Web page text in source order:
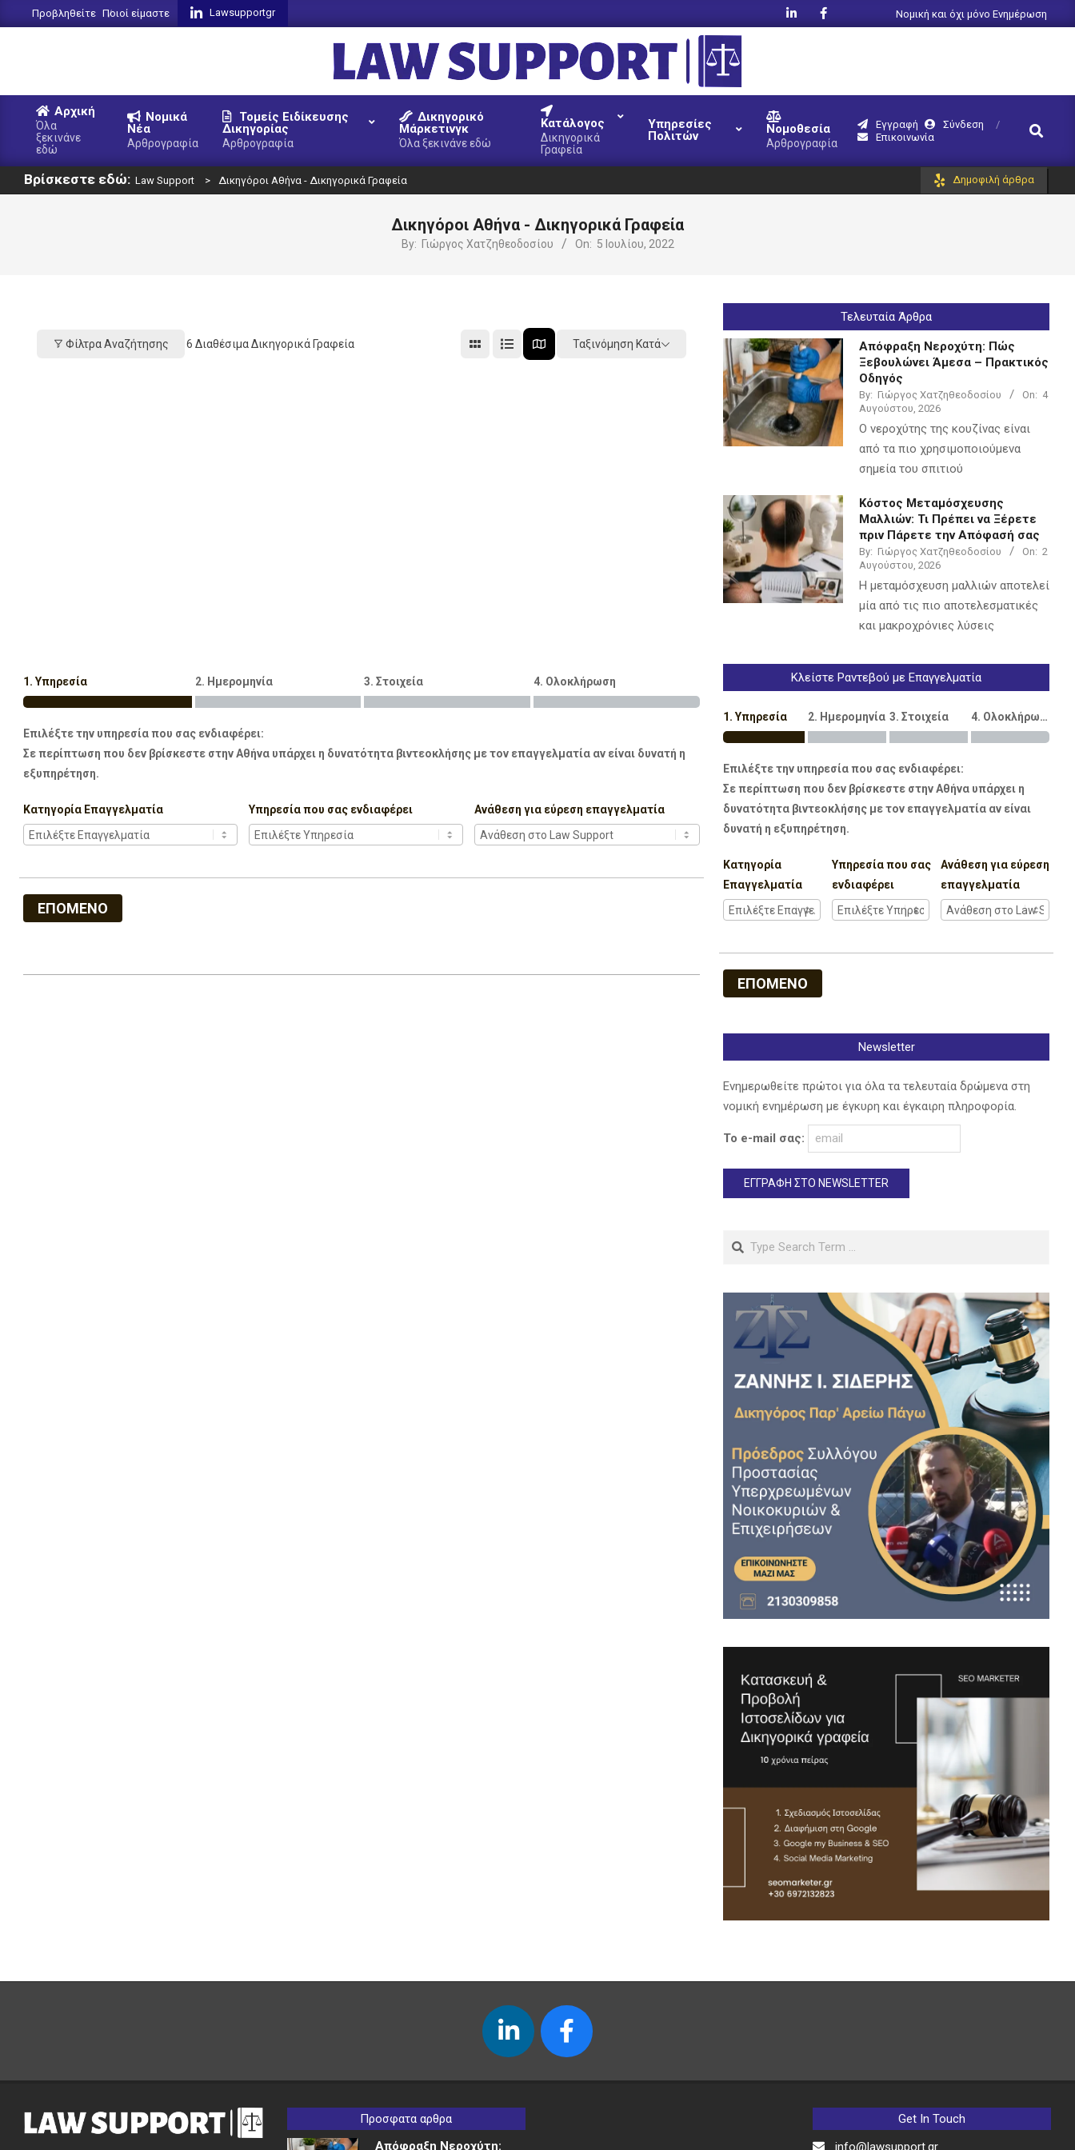
to
Προβληθείτε Ποιοί είμαστε Lawsupportgr Νομική και όχι μόνο Ενημέρωση
LAW
SUPPORT
Primary
Menu
Αρχική
Όλα
ξεκινάνε
εδώ
Νομικά
Νέα
Αρθρογραφία
Τομείς Ειδίκευσης
Δικηγορίας
Αρθρογραφία
Δικηγορικό
Μάρκετινγκ
Όλα ξεκινάνε εδώ
Κατάλογος
Δικηγορικά
Γραφεία
Υπηρεσίες
Πολιτών
Νομοθεσία
Αρθρογραφία
Εγγραφή
Σύνδεση
Επικοινωνία
Search
Βρίσκεστε εδώ: Law Support > Δικηγόροι Αθήνα - Δικηγορικά Γραφεία Δημοφιλή άρθρα
Δικηγόροι Αθήνα - Δικηγορικά Γραφεία
By: Γιώργος Χατζηθεοδοσίου On: 5 Ιουλίου, 2022
Φίλτρα Αναζήτησης 6 Διαθέσιμα Δικηγορικά Γραφεία Ταξινόμηση Κατά
1. Υπηρεσία 2. Ημερομηνία 3. Στοιχεία 4. Ολοκλήρωση
Επιλέξτε την υπηρεσία που σας ενδιαφέρει:
Σε περίπτωση που δεν βρίσκεστε στην Αθήνα υπάρχει η δυνατότητα βιντεοκλήσης με τον επαγγελματία αν είναι δυνατή η
εξυπηρέτηση.
Κατηγορία Επαγγελματία Υπηρεσία που σας ενδιαφέρει Ανάθεση για εύρεση επαγγελματία
ΕΠΟΜΕΝΟ
Τελευταία Άρθρα
Απόφραξη Νεροχύτη: Πώς
Ξεβουλώνει Άμεσα – Πρακτικός
Οδηγός
By: Γιώργος Χατζηθεοδοσίου On: 4
Αυγούστου, 2026
Ο νεροχύτης της κουζίνας είναι
από τα πιο χρησιμοποιούμενα
σημεία του σπιτιού
Κόστος Μεταμόσχευσης
Μαλλιών: Τι Πρέπει να Ξέρετε
πριν Πάρετε την Απόφασή σας
By: Γιώργος Χατζηθεοδοσίου On: 2
Αυγούστου, 2026
Η μεταμόσχευση μαλλιών αποτελεί
μία από τις πιο αποτελεσματικές
και μακροχρόνιες λύσεις
Κλείστε Ραντεβού με Επαγγελματία
1. Υπηρεσία 2. Ημερομηνία 3. Στοιχεία 4. Ολοκλήρωση
Επιλέξτε την υπηρεσία που σας ενδιαφέρει:
Σε περίπτωση που δεν βρίσκεστε στην Αθήνα υπάρχει η
δυνατότητα βιντεοκλήσης με τον επαγγελματία αν είναι
δυνατή η εξυπηρέτηση.
Κατηγορία
Επαγγελματία
Υπηρεσία που σας
ενδιαφέρει
Ανάθεση για εύρεση
επαγγελματία
ΕΠΟΜΕΝΟ
Newsletter
Ενημερωθείτε πρώτοι για όλα τα τελευταία δρώμενα στη
νομική ενημέρωση με έγκυρη και έγκαιρη πληροφορία.
Το e-mail σας:
Search
Προσφατα αρθρα
Απόφραξη Νεροχύτη:
Get In Touch
info@lawsupport.gr